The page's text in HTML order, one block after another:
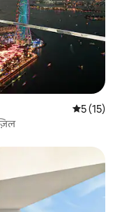
औसत रेटिंग
5 (15)